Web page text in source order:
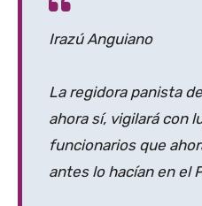
Irazú Anguiano
La regidora panista
ahora sí, vigilará con
funcionarios que
antes lo hacían en el